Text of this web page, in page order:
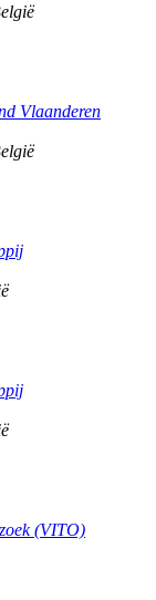
Vlaanderen
(VITO)